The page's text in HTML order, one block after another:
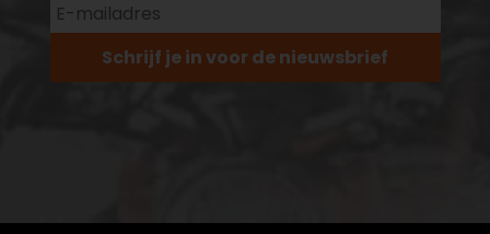
Schrijf je in voor de nieuwsbrief